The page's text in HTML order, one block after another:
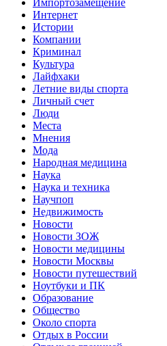
Интернет
Истории
Компании
Криминал
Культура
Лайфхаки
Летние виды спорта
Личный счет
Люди
Места
Мнения
Мода
Народная медицина
Наука
Наука и техника
Научпоп
Недвижимость
Новости
Новости ЗОЖ
Новости медицины
Новости Москвы
Новости путешествий
Ноутбуки и ПК
Образование
Общество
Около спорта
Отдых в России